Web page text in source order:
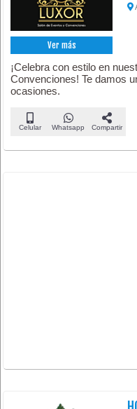
Ver más
¡Celebra con estilo en
Convenciones! Te damos
ocasiones.
Celular Whatsapp Compartir